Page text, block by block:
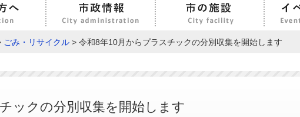
ごみ・リサイクル > 令和8年10月からプラスチックの分別収集を開始します
ックの分別収集を開始します